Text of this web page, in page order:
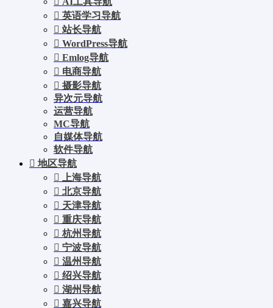
英语学习导航
站长导航
WordPress导航
Emlog导航
电商导航
摄影导航
异次元导航
运营导航
MC导航
自媒体导航
软件导航
地区导航
上海导航
北京导航
天津导航
重庆导航
杭州导航
宁波导航
温州导航
绍兴导航
湖州导航
嘉兴导航